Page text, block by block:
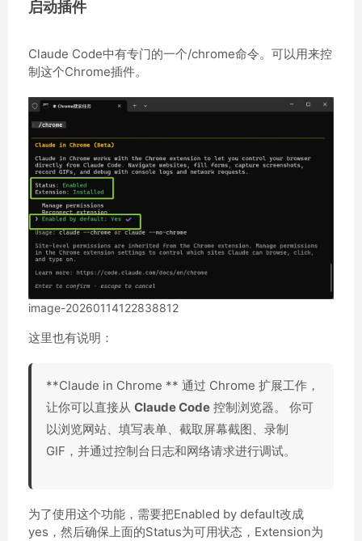
启动插件
Claude Code中有专门的一个/chrome命令。可以用来控
制这个Chrome插件。
image-20260114122838812
这里也有说明：
**Claude in Chrome ** 通过 Chrome 扩展工作，
让你可以直接从 Claude Code 控制浏览器。 你可
以浏览网站、填写表单、截取屏幕截图、录制
GIF，并通过控制台日志和网络请求进行调试。
为了使用这个功能，需要把Enabled by default改成
yes，然后确保上面的Status为可用状态，Extension为